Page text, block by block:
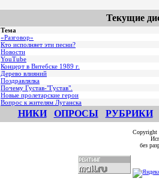
Текущие
Тема
«Разговор»
Кто исполняет эти песни?
Новости
YouTube
Концерт в Витебске 1989 г.
Дерево влияний
Поздравлялка
Почему Густав-"Густав".
Hовые пролетарские герои
Вопрос к жителям Луганска
НИКИ ОПРОСЫ РУБРИКИ
без